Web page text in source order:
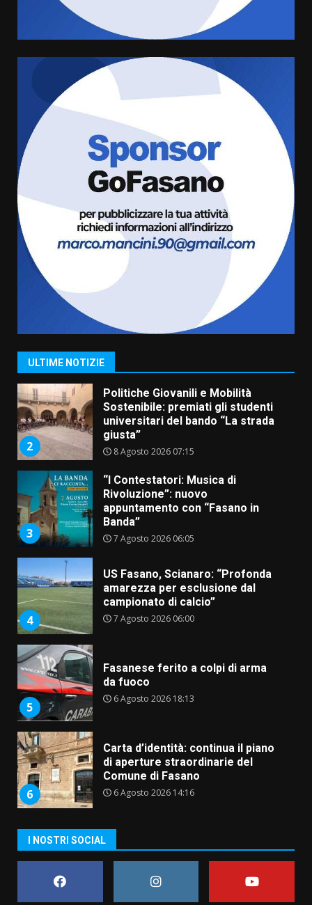
ULTIME NOTIZIE
Fasanese ferito a colpi di arma
da fuoco
6 Agosto 2026 18:13
Carta d’identità: continua il piano
di aperture straordinarie del
Comune di Fasano
6 Agosto 2026 14:16
Grazia Neglia, coordinatrice
cittadina di Fratelli d’Italia,
pronta a tornare in Consiglio
comunale
6 Agosto 2026 08:00
1
Savelletri in festa, domani sera
grande spettacolo con Uccio De
2
Politiche Giovanili e Mobilità
Sostenibile: premiati gli studenti
universitari del bando “La strada
giusta”
8 Agosto 2026 07:15
3
“I Contestatori: Musica di
Rivoluzione”: nuovo
appuntamento con “Fasano in
Banda”
7 Agosto 2026 06:05
4
US Fasano, Scianaro: “Profonda
amarezza per esclusione dal
campionato di calcio”
7 Agosto 2026 06:00
5
Fasanese ferito a colpi di arma
da fuoco
6 Agosto 2026 18:13
6
Carta d’identità: continua il piano
di aperture straordinarie del
Comune di Fasano
6 Agosto 2026 14:16
Grazia Neglia, coordinatrice
cittadina di Fratelli d’Italia,
6 Agosto 2026 08:00
I NOSTRI SOCIAL